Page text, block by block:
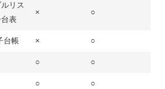
リス
表
× ○
台帳 × ○
○ ○
○ ○